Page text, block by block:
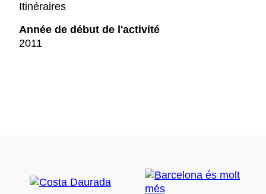
Itinéraires
Année de début de l'activité
2011